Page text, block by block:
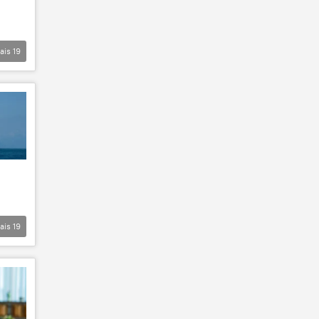
19
19